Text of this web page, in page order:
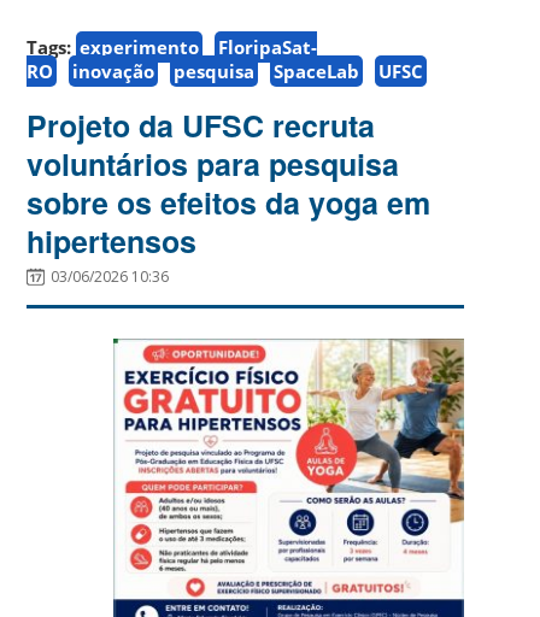
Tags: experimento
FloripaSat-
RO
inovação pesquisa SpaceLab UFSC
Projeto da UFSC recruta
voluntários para pesquisa
sobre os efeitos da yoga em
hipertensos
03/06/2026 10:36